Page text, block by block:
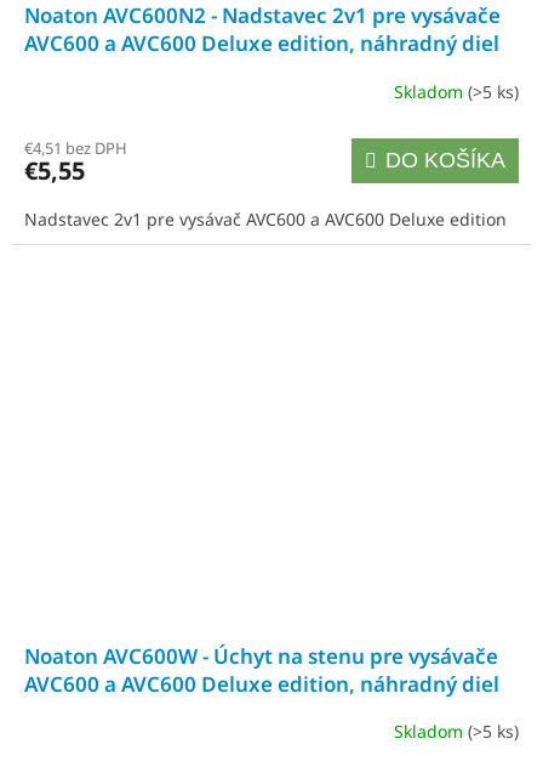
Noaton AVC600N2 - Nadstavec 2v1 pre vysávače
AVC600 a AVC600 Deluxe edition, náhradný diel
Skladom (>5 ks)
€4,51 bez DPH
€5,55 DO KOŠÍKA
Nadstavec 2v1 pre vysávač AVC600 a AVC600 Deluxe edition
Noaton AVC600W - Úchyt na stenu pre vysávače
AVC600 a AVC600 Deluxe edition, náhradný diel
Skladom (>5 ks)